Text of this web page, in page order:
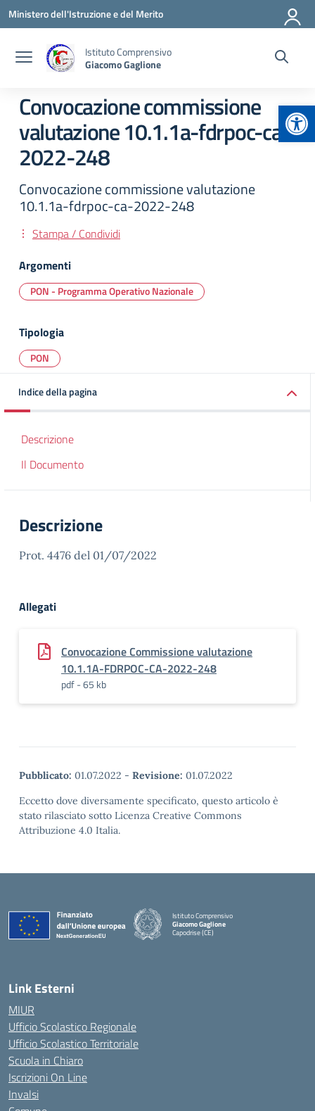
Vai ai contenuti
Vai al menu di navigazione
Vai al footer
Ministero dell'Istruzione e del Merito
Istituto Comprensivo
Giacomo Gaglione
Convocazione commissione
valutazione 10.1.1a-fdrpoc-ca-
2022-248
Convocazione commissione valutazione
10.1.1a-fdrpoc-ca-2022-248
Stampa / Condividi
Argomenti
PON - Programma Operativo Nazionale
Tipologia
PON
Indice della pagina
Descrizione
Il Documento
Descrizione
Prot. 4476 del 01/07/2022
Allegati
Convocazione Commissione valutazione
10.1.1A-FDRPOC-CA-2022-248
pdf - 65 kb
Pubblicato: 01.07.2022 - Revisione: 01.07.2022
Eccetto dove diversamente specificato, questo articolo è
stato rilasciato sotto Licenza Creative Commons
Attribuzione 4.0 Italia.
Istituto Comprensivo
Giacomo Gaglione
Capodrise (CE)
— Visita la pagina iniziale della scuola
Link Esterni
MIUR
Ufficio Scolastico Regionale
Ufficio Scolastico Territoriale
Scuola in Chiaro
Iscrizioni On Line
Invalsi